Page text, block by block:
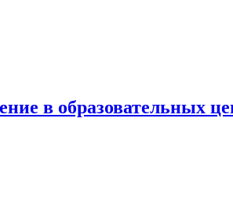
в образовательных